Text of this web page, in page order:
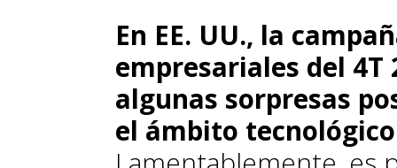
En EE. UU., la
empresariales del 4T
algunas sorpresas
el ámbito